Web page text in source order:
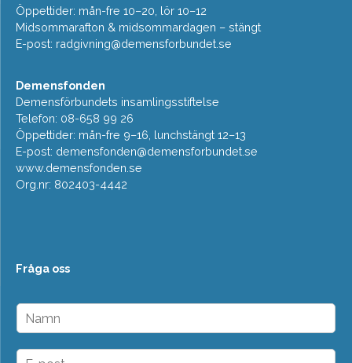
Öppettider: mån-fre 10–20, lör 10–12
Midsommarafton & midsommardagen – stängt
E-post: radgivning@demensforbundet.se
Demensfonden
Demensförbundets insamlingsstiftelse
Telefon: 08-658 99 26
Öppettider: mån-fre 9–16, lunchstängt 12–13
E-post: demensfonden@demensforbundet.se
www.demensfonden.se
Org.nr: 802403-4442
Fråga oss
N
m
n
E